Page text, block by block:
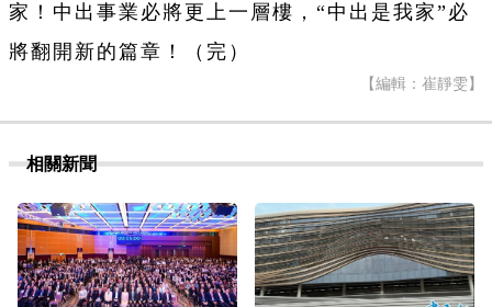
家！中出事業必將更上一層樓，“中出是我家”必
將翻開新的篇章！（完）
【編輯：崔靜雯】
相關新聞